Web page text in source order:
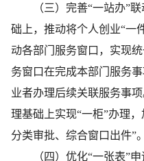
（三）完善“一站办”联
础上，推动将个人创业“一
动各部门服务窗口，实现
务窗口在完成本部门服务
业者办理后续关联服务事
理基础上实现“一柜”办理
分类审批、综合窗口出件”。
（四）优化“一张表”申